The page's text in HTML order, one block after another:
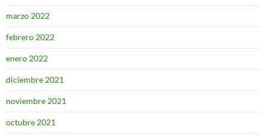
marzo 2022
febrero 2022
enero 2022
diciembre 2021
noviembre 2021
octubre 2021